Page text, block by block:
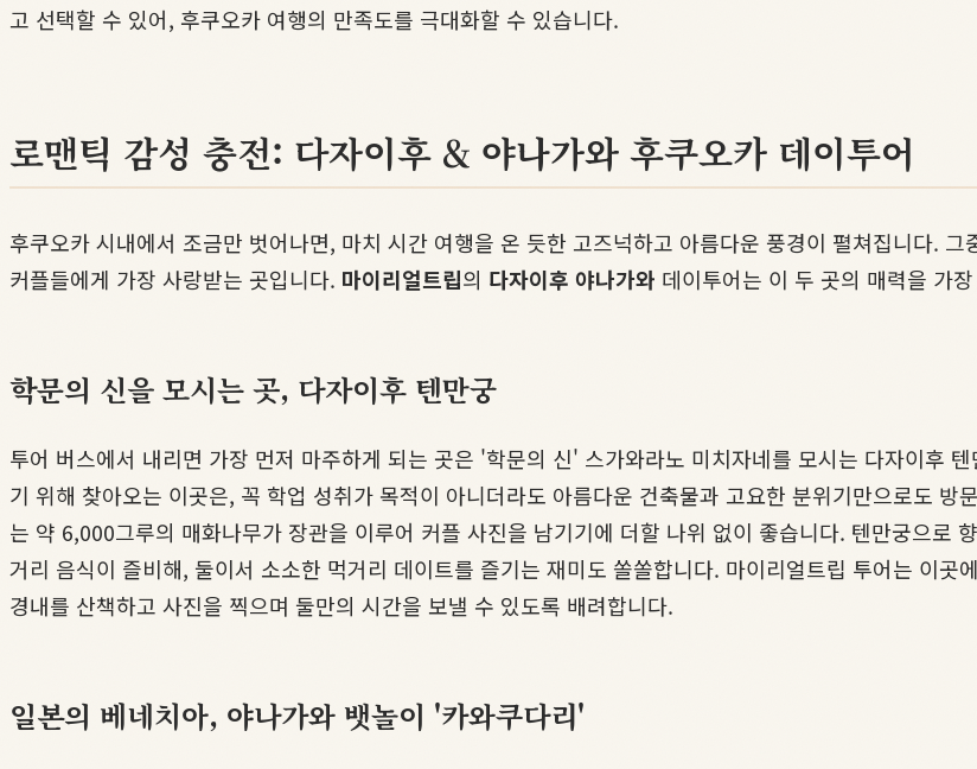
고 선택할 수 있어, 후쿠오카 여행의 만족도를 극대화할 수 있습니다.
로맨틱 감성 충전: 다자이후 & 야나가와 후쿠오카 데이투어
후쿠오카 시내에서 조금만 벗어나면, 마치 시간 여행을 온 듯한 고즈넉하고 아름다운 풍경이 펼쳐집니다.
커플들에게 가장 사랑받는 곳입니다. 마이리얼트립의 다자이후 야나가와 데이투어는 이 두 곳의 매력을 가
학문의 신을 모시는 곳, 다자이후 텐만궁
투어 버스에서 내리면 가장 먼저 마주하게 되는 곳은 '학문의 신' 스가와라노 미치자네를 모시는 다자이후
기 위해 찾아오는 이곳은, 꼭 학업 성취가 목적이 아니더라도 아름다운 건축물과 고요한 분위기만으로도
는 약 6,000그루의 매화나무가 장관을 이루어 커플 사진을 남기기에 더할 나위 없이 좋습니다. 텐만궁으로
거리 음식이 즐비해, 둘이서 소소한 먹거리 데이트를 즐기는 재미도 쏠쏠합니다. 마이리얼트립 투어는 이
경내를 산책하고 사진을 찍으며 둘만의 시간을 보낼 수 있도록 배려합니다.
일본의 베네치아, 야나가와 뱃놀이 '카와쿠다리'